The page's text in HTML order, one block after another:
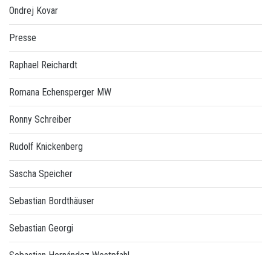
Ondrej Kovar
Presse
Raphael Reichardt
Romana Echensperger MW
Ronny Schreiber
Rudolf Knickenberg
Sascha Speicher
Sebastian Bordthäuser
Sebastian Georgi